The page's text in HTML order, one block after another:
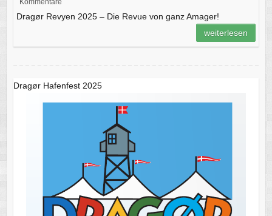
Kommentare
Dragør Revyen 2025 – Die Revue von ganz Amager!
weiterlesen
Dragør Hafenfest 2025